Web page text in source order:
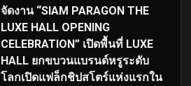
จัดงาน “SIAM PARAGON THE
LUXE HALL OPENING
CELEBRATION” เปิดพื้นที่ LUXE
HALL ยกขบวนแบรนด์หรูระดับ
โลกเปิดแฟล็กชิปสโตร์แห่งแรกใน